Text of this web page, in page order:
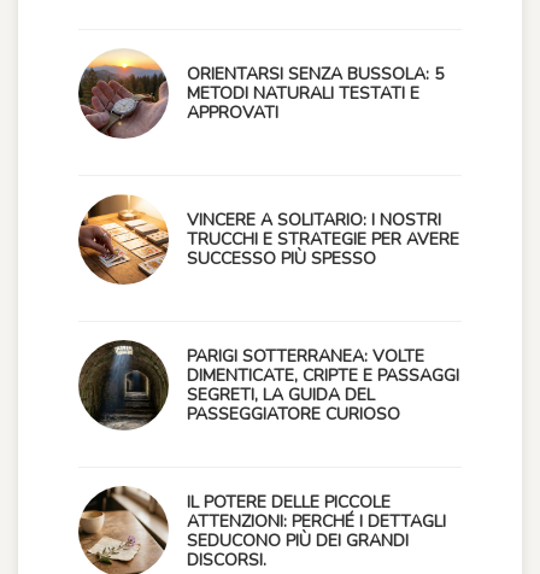
ORIENTARSI SENZA BUSSOLA: 5
METODI NATURALI TESTATI E
APPROVATI
VINCERE A SOLITARIO: I NOSTRI
TRUCCHI E STRATEGIE PER AVERE
SUCCESSO PIÙ SPESSO
PARIGI SOTTERRANEA: VOLTE
DIMENTICATE, CRIPTE E PASSAGGI
SEGRETI, LA GUIDA DEL
PASSEGGIATORE CURIOSO
IL POTERE DELLE PICCOLE
ATTENZIONI: PERCHÉ I DETTAGLI
SEDUCONO PIÙ DEI GRANDI
DISCORSI.